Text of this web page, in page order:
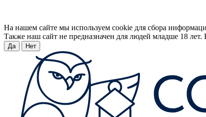
На нашем сайте мы используем cookie для сбора
Также наш сайт не предназначен для людей младше 18 лет.
Да Нет